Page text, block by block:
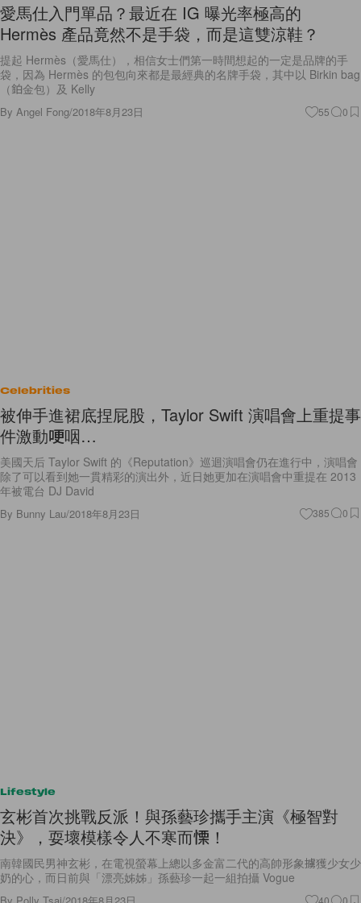
愛馬仕入門單品？最近在 IG 曝光率極高的
Hermès 產品竟然不是手袋，而是這雙涼鞋？
提起 Hermès（愛馬仕），相信女士們第一時間想起的一定是品牌的手
袋，因為 Hermès 的包包向來都是最經典的名牌手袋，其中以 Birkin bag
（鉑金包）及 Kelly
By Angel Fong/2018年8月23日 55 0
Celebrities
被伸手進裙底捏屁股，Taylor Swift 演唱會上重提事
件激動哽咽…
美國天后 Taylor Swift 的《Reputation》巡迴演唱會仍在進行中，演唱會
除了可以看到她一貫精彩的演出外，近日她更加在演唱會中重提在 2013
年被電台 DJ David
By Bunny Lau/2018年8月23日 385 0
Lifestyle
玄彬首次挑戰反派！與孫藝珍攜手主演《極智對
決》，耍壞模樣令人不寒而慄！
南韓國民男神玄彬，在電視螢幕上總以多金富二代的高帥形象擄獲少女少
奶的心，而日前與「漂亮姊姊」孫藝珍一起一組拍攝 Vogue
40 0